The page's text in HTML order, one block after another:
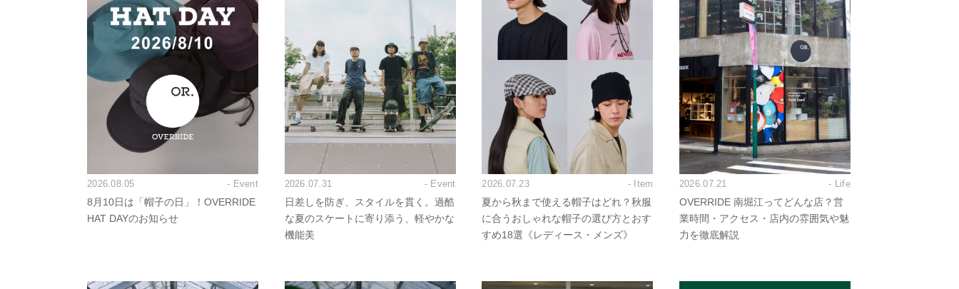
2026.08.05 - Event
8月10日は「帽子の日」！OVERRIDE
HAT DAYのお知らせ
2026.07.31 - Event
日差しを防ぎ、スタイルを貫く。過酷
な夏のスケートに寄り添う、軽やかな
機能美
2026.07.23 - Item
夏から秋まで使える帽子はどれ？秋服
に合うおしゃれな帽子の選び方とおす
すめ18選《レディース・メンズ》
2026.07.21 - Life
OVERRIDE 南堀江ってどんな店？営
業時間・アクセス・店内の雰囲気や魅
力を徹底解説